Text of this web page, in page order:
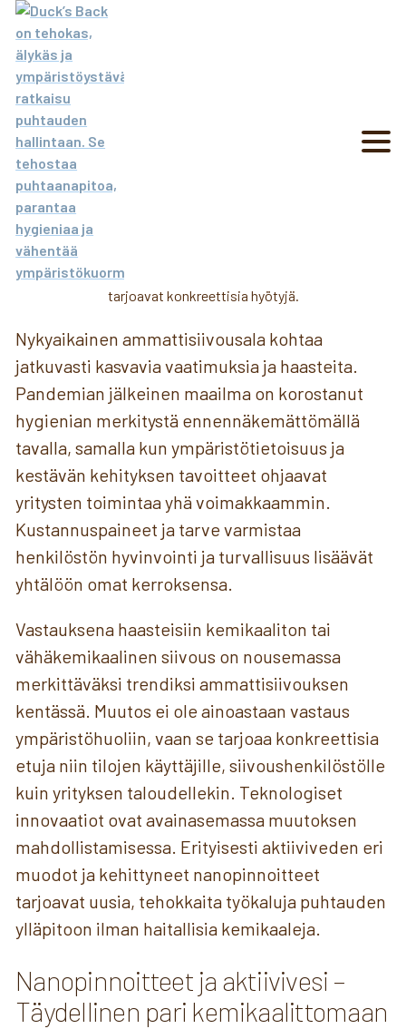
Jussi Raappana
Kemikaaliton siivous
ammattikäytössä – Miksi
nyt?
Share
Nykyaikainen ammattisiivousala kohtaa
jatkuvasti kasvavia vaatimuksia ja haasteita.
Pandemian jälkeinen maailma on korostanut
hygienian merkitystä ennennäkemättömällä
tavalla, samalla kun ympäristötietoisuus ja
kestävän kehityksen tavoitteet ohjaavat
yritysten toimintaa yhä voimakkaammin.
Kustannuspaineet ja tarve varmistaa
henkilöstön hyvinvointi ja turvallisuus lisäävät
yhtälöön omat kerroksensa.
Vastauksena haasteisiin kemikaaliton tai
vähäkemikaalinen siivous on nousemassa
merkittäväksi trendiksi ammattisiivouksen
kentässä. Muutos ei ole ainoastaan vastaus
ympäristöhuoliin, vaan se tarjoaa konkreettisia
etuja niin tilojen käyttäjille, siivoushenkilöstölle
kuin yrityksen taloudellekin. Teknologiset
innovaatiot ovat avainasemassa muutoksen
mahdollistamisessa. Erityisesti aktiiviveden eri
muodot ja kehittyneet nanopinnoitteet
tarjoavat uusia, tehokkaita työkaluja puhtauden
ylläpitoon ilman haitallisia kemikaaleja.
Nanopinnoitteet ja aktiivivesi –
Täydellinen pari kemikaalittomaan